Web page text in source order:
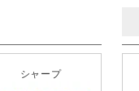
シャープ